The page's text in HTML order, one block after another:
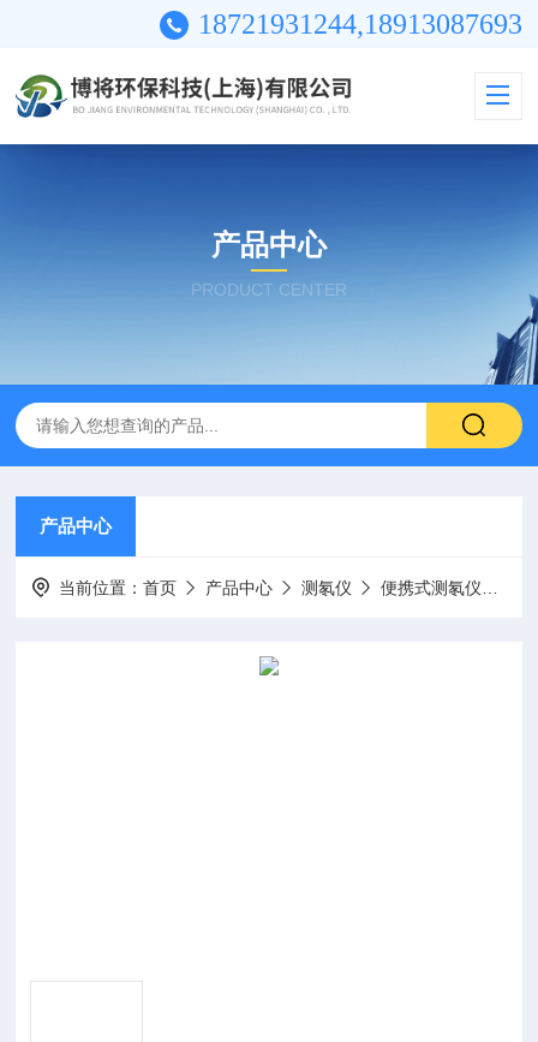
18721931244,18913087693
产品中心
PRODUCT CENTER
产品中心
当前位置：首页 产品中心 测氡仪 便携式测氡仪